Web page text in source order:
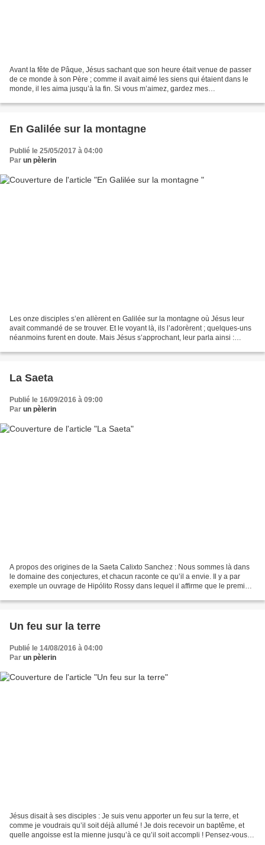
Avant la fête de Pâque, Jésus sachant que son heure était venue de passer
de ce monde à son Père ; comme il avait aimé les siens qui étaient dans le
monde, il les aima jusqu’à la fin. Si vous m’aimez, gardez mes
En Galilée sur la montagne
Publié le 25/05/2017 à 04:00
Par un pèlerin
Les onze disciples s’en allèrent en Galilée sur la montagne où Jésus leur
avait commandé de se trouver. Et le voyant là, ils l’adorèrent ; quelques-uns
néanmoins furent en doute. Mais Jésus s’approchant, leur parla ainsi :
La Saeta
Publié le 16/09/2016 à 09:00
Par un pèlerin
A propos des origines de la Saeta Calixto Sanchez : Nous sommes là dans
le domaine des conjectures, et chacun raconte ce qu’il a envie. Il y a par
exemple un ouvrage de Hipólito Rossy dans lequel il afﬁrme que le premier
Un feu sur la terre
Publié le 14/08/2016 à 04:00
Par un pèlerin
Jésus disait à ses disciples : Je suis venu apporter un feu sur la terre, et
comme je voudrais qu’il soit déjà allumé ! Je dois recevoir un baptême, et
quelle angoisse est la mienne jusqu’à ce qu’il soit accompli ! Pensez-vous